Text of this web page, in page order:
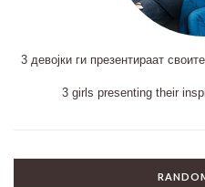
3 девојки ги презентираат
3 girls presenting their